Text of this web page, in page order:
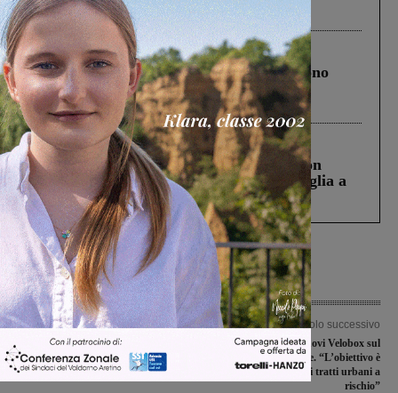
ringraziamento al Governo”
Cronaca 4 Agosto 2026
Un anno fa la strage in A1 in cui morirono
Gianni, Giulia e Franco. Lo schianto, il
processo, lo stop ai sorpassi fra tir....
Cronaca 3 Agosto 2026
Scomparso da una struttura di Castiglion
Fiorentino l’uomo che aveva ucciso la figlia a
Levane nel 2020
Articolo precedente
L’Arno Castiglioni Laterina riceve
l’Audax Rufina nella semifinale dei
play-off di Promozione
Articolo successivo
Installati sei nuovi Velobox sul
territorio comunale. “L’obiettivo è
rendere più sicuri tratti urbani a
rischio”